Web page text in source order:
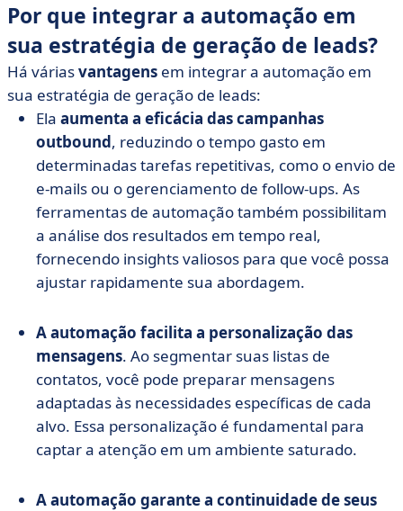
Por que integrar a automação em
sua estratégia de geração de leads?
Há váriasvantagens em integrar a automação em
sua estratégia de geração de leads:
Ela aumenta a eficácia das campanhas
outbound, reduzindo o tempo gasto em
determinadas tarefas repetitivas, como o envio de
e-mails ou o gerenciamento de follow-ups. As
ferramentas de automação também possibilitam
a análise dos resultados em tempo real,
fornecendo insights valiosos para que você possa
ajustar rapidamente sua abordagem.
A automação facilita a personalização das
mensagens. Ao segmentar suas listas de
contatos, você pode preparar mensagens
adaptadas às necessidades específicas de cada
alvo. Essa personalização é fundamental para
captar a atenção em um ambiente saturado.
A automação garante a continuidade de seus